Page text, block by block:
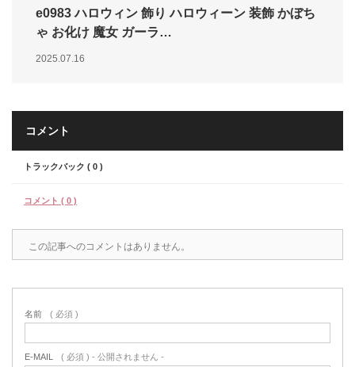
e0983 ハロウィン 飾り ハロウィーン 装飾 かぼち
ゃ お化け 魔女 ガーラ…
2025.07.16
コメント
トラックバック ( 0 )
コメント ( 0 )
この記事へのコメントはありません。
名前 ( 必須 )
E-MAIL ( 必須 ) - 公開されません -